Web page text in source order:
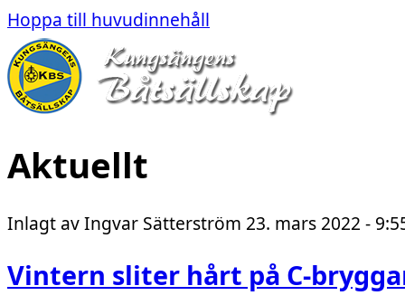
Hoppa till huvudinnehåll
Aktuellt
Inlagt avIngvar Sätterström 23. mars 2022 -
Vintern sliter hårt på C-